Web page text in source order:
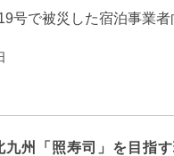
号で被災した宿泊事業者
九州「照寿司」を目指